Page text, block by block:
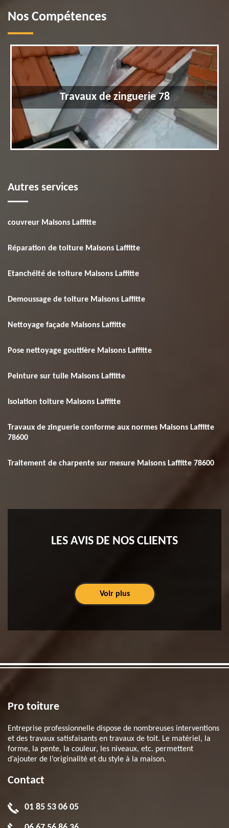
Nos Compétences
Travaux de zinguerie 78
Autres services
couvreur Maisons Laffitte
Réparation de toiture Maisons Laffitte
Etanchéité de toiture Maisons Laffitte
Demoussage de toiture Maisons Laffitte
Nettoyage façade Maisons Laffitte
Pose nettoyage gouttière Maisons Laffitte
Peinture sur tuile Maisons Laffitte
Isolation toiture Maisons Laffitte
Travaux de zinguerie conforme aux normes Maisons Laffitte
78600
Traitement de charpente sur mesure Maisons Laffitte 78600
LES AVIS DE NOS CLIENTS
Voir plus
Pro toiture
Entreprise professionnelle dispose de nombreuses interventions
et des travaux satisfaisants en travaux de toit. Le matériel, la
forme, la pente, la couleur, les niveaux, etc. permettent
d’ajouter de l’originalité et du style à la maison.
Contact
01 85 53 06 05